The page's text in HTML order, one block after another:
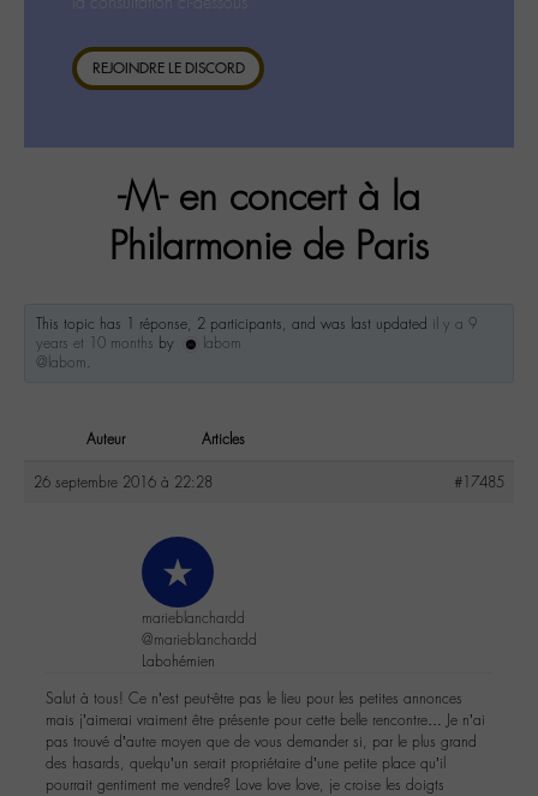
REJOINDRE LE DISCORD
-M- en concert à la
Philarmonie de Paris
This topic has 1 réponse, 2 participants, and was last updated il y a 9
years et 10 months by
labom
@labom.
Auteur Articles
26 septembre 2016 à 22:28 #17485
marieblanchardd
@marieblanchardd
Labohémien
Salut à tous! Ce n’est peut-être pas le lieu pour les petites annonces
mais j’aimerai vraiment être présente pour cette belle rencontre… Je n’ai
pas trouvé d’autre moyen que de vous demander si, par le plus grand
des hasards, quelqu’un serait propriétaire d’une petite place qu’il
pourrait gentiment me vendre? Love love love, je croise les doigts